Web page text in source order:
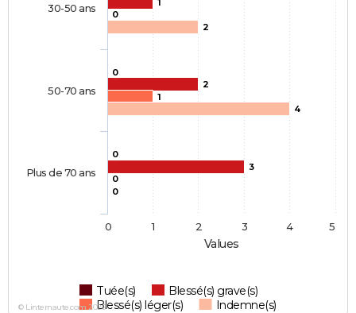
Values
0
0
2
3
0
1
0
2
4
0
Tuée(s)
Blessé(s) grave(s)
Blessé(s) léger(s)
Indemne(s)
30-50 ans
50-70 ans
Plus de 70 ans
0 1 2 3 4 5
© Linternaute.com 2026